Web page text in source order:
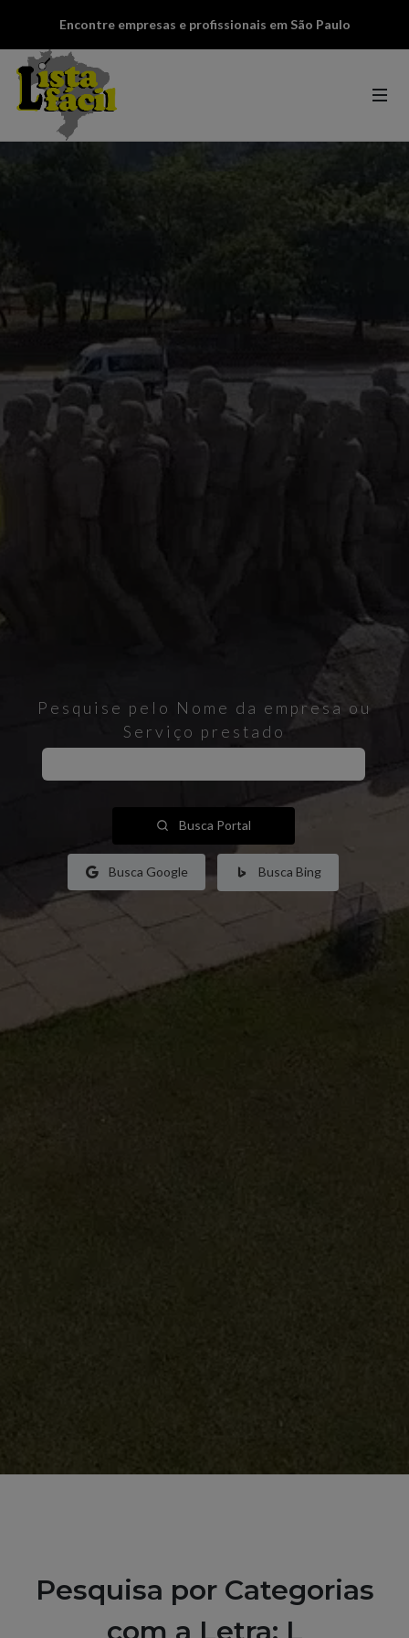
Encontre empresas e profissionais em São Paulo
Pesquise pelo Nome da empresa ou
Serviço prestado
Busca Portal
Busca Google Busca Bing
Pesquisa por Categorias
com a Letra: L